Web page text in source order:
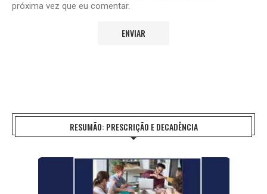
próxima vez que eu comentar.
RESUMÃO: PRESCRIÇÃO E DECADÊNCIA